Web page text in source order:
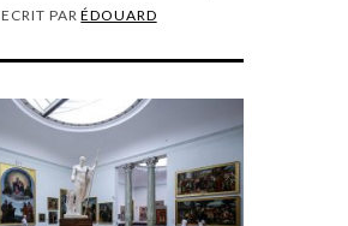
ECRIT PARÉDOUARD